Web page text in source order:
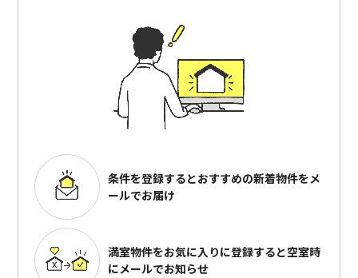
条件を登録するとおすすめの新着物件をメ
ールでお届け
満室物件をお気に入りに登録すると空室時
にメールでお知らせ